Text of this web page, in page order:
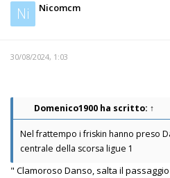
Ni Nicomcm
30/08/2024, 1:03
Domenico1900 ha scritto: ↑
Nel frattempo i friskin hanno preso
centrale della scorsa ligue 1
" Clamoroso Danso, salta il